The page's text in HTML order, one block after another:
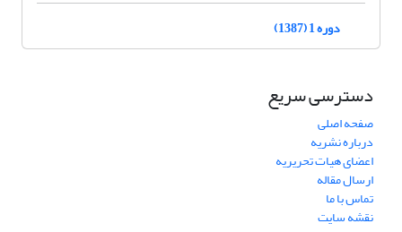
دوره 1 (1387)
دسترسی سریع
صفحه اصلی
درباره نشریه
اعضای هیات تحریریه
ارسال مقاله
تماس با ما
نقشه سایت